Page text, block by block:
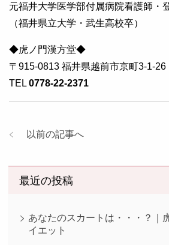
元福井大学医学部付属病院看護師・
（福井県立大学・武生高校卒）
◆虎ノ門漢方堂◆
〒915-0813 福井県越前市京町3-1-26
TEL 0778-22-2371
以前の記事へ
最近の投稿
あなたのスカートは・・・？｜
イエット